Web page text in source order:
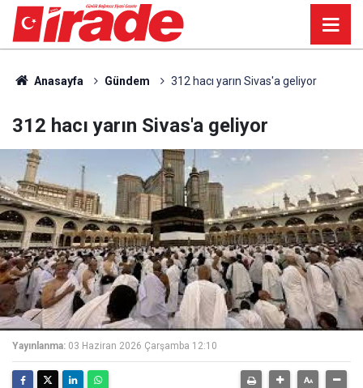
Anasayfa Gündem 312 hacı yarın Sivas'a geliyor
312 hacı yarın Sivas'a geliyor
Yayınlanma: 03 Haziran 2026 Çarşamba 12:10